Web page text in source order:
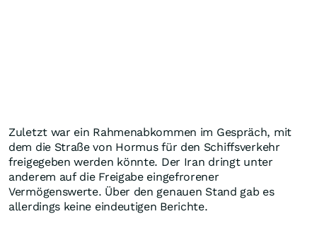
Zuletzt war ein Rahmenabkommen im Gespräch, mit
dem die Straße von Hormus für den Schiffsverkehr
freigegeben werden könnte. Der Iran dringt unter
anderem auf die Freigabe eingefrorener
Vermögenswerte. Über den genauen Stand gab es
allerdings keine eindeutigen Berichte.